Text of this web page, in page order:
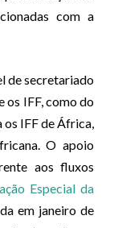
com a
de secretariado
os IFF, como do
IFF de África,
O apoio
aos fluxos
Especial da
em janeiro de